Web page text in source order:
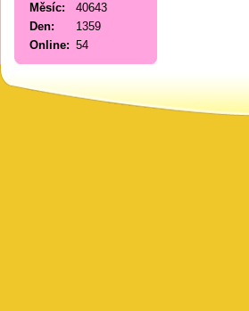
Online: 54
Měsíc:
40643
Den:
1359